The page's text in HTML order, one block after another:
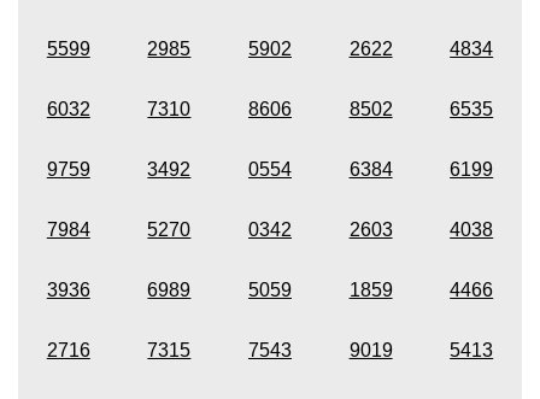
5599 2985 5902 2622 4834
6032 7310 8606 8502 6535
9759 3492 0554 6384 6199
7984 5270 0342 2603 4038
3936 6989 5059 1859 4466
2716 7315 7543 9019 5413